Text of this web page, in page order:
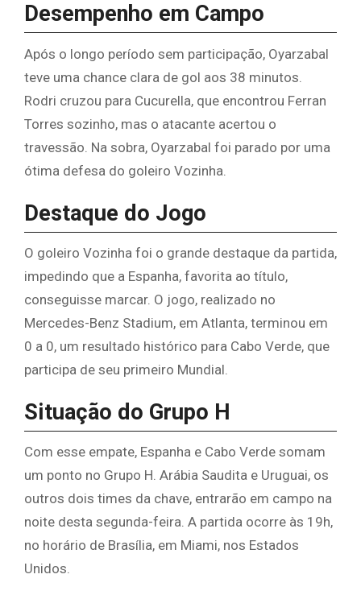
Desempenho em Campo
Após o longo período sem participação, Oyarzabal
teve uma chance clara de gol aos 38 minutos.
Rodri cruzou para Cucurella, que encontrou Ferran
Torres sozinho, mas o atacante acertou o
travessão. Na sobra, Oyarzabal foi parado por uma
ótima defesa do goleiro Vozinha.
Destaque do Jogo
O goleiro Vozinha foi o grande destaque da partida,
impedindo que a Espanha, favorita ao título,
conseguisse marcar. O jogo, realizado no
Mercedes-Benz Stadium, em Atlanta, terminou em
0 a 0, um resultado histórico para Cabo Verde, que
participa de seu primeiro Mundial.
Situação do Grupo H
Com esse empate, Espanha e Cabo Verde somam
um ponto no Grupo H. Arábia Saudita e Uruguai, os
outros dois times da chave, entrarão em campo na
noite desta segunda-feira. A partida ocorre às 19h,
no horário de Brasília, em Miami, nos Estados
Unidos.